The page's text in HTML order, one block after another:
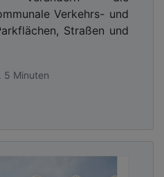
Verkehrs- und
Straßen und
5 Minuten